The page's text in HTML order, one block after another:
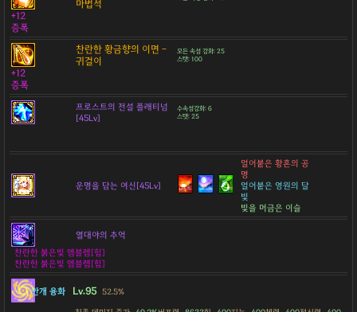
마법석
+12
증폭
찬란한 황금향의 이면 -
귀걸이
모든 속성 강화: 25
스탯: 100
+12
증폭
프로스트의 전설 플래티넘
[45Lv]
수속성강화: 6
스탯: 25
운명을 담는 여신[45Lv]
얼어붙은 황혼의 공
명
얼어붙은 영원의 달
빛
빛을 머금은 이슬
열대야의 추억
찬란한 붉은빛 엠블렘[힘]
찬란한 붉은빛 엠블렘[힘]
안개 융화 Lv.95 52.5%